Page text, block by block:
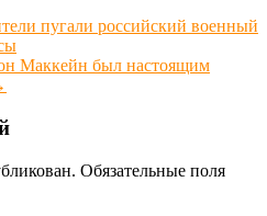
пугали российский военный
Маккейн был настоящим
Обязательные поля